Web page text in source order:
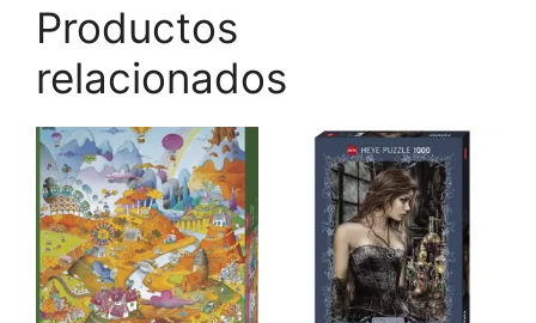
Productos
relacionados